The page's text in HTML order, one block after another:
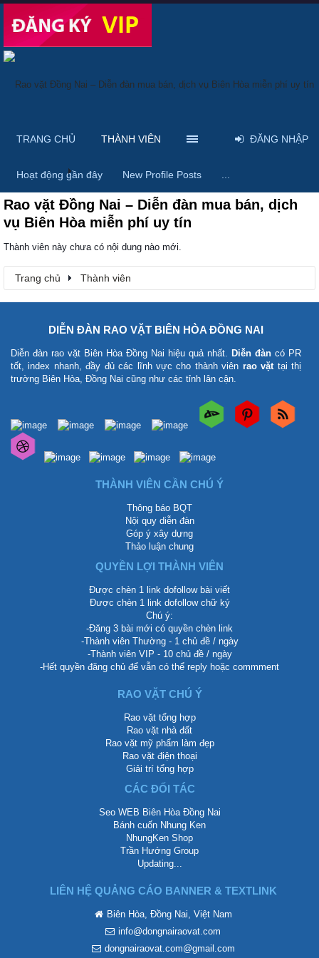
Trang chủ Thành viên
Rao vặt Đồng Nai – Diễn đàn mua bán, dịch
vụ Biên Hòa miễn phí uy tín
Thành viên này chưa có nội dung nào mới.
Trang chủ Thành viên
TRANG CHỦ THÀNH VIÊN
Hoạt động gần đây New Profile Posts
ĐĂNG NHẬP
DIỄN ĐÀN RAO VẶT BIÊN HÒA ĐỒNG NAI
Diễn đàn rao vặt Biên Hòa Đồng Nai hiệu quả nhất. Diễn đàn có PR
tốt, index nhanh, đầy đủ các lĩnh vực cho thành viên rao vặttại thị
trường Biên Hòa, Đồng Nai cũng như các tỉnh lân cận.
THÀNH VIÊN CẦN CHÚ Ý
Thông báo BQT
Nội quy diễn đàn
Góp ý xây dựng
Thảo luận chung
QUYỀN LỢI THÀNH VIÊN
Được chèn 1 link dofollow bài viết
Được chèn 1 link dofollow chữ ký
Chú ý:
-Đăng 3 bài mới có quyền chèn link
-Thành viên Thường - 1 chủ đề / ngày
-Thành viên VIP - 10 chủ đề / ngày
-Hết quyền đăng chủ để vẫn có thể reply hoặc commment
RAO VẶT CHÚ Ý
Rao vặt tổng hợp
Rao vặt nhà đất
Rao vặt mỹ phẩm làm đẹp
Rao vặt điện thoại
Giải trí tổng hợp
CÁC ĐỐI TÁC
Seo WEB Biên Hòa Đồng Nai
Bánh cuốn Nhung Ken
NhungKen Shop
Trần Hướng Group
Updating...
LIÊN HỆ QUẢNG CÁO BANNER & TEXTLINK
Biên Hòa, Đồng Nai, Việt Nam
info@dongnairaovat.com
dongnairaovat.com@gmail.com